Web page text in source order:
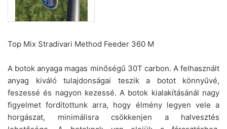
Top Mix Stradivari Method Feeder 360 M
A botok anyaga magas minőségű 30T carbon. A felhasznált
anyag kiváló tulajdonságai teszik a botot könnyűvé,
feszessé és nagyon kezessé. A botok kialakításánál nagy
figyelmet fordítottunk arra, hogy élmény legyen vele a
horgászat, minimálisra csökkenjen a halvesztés